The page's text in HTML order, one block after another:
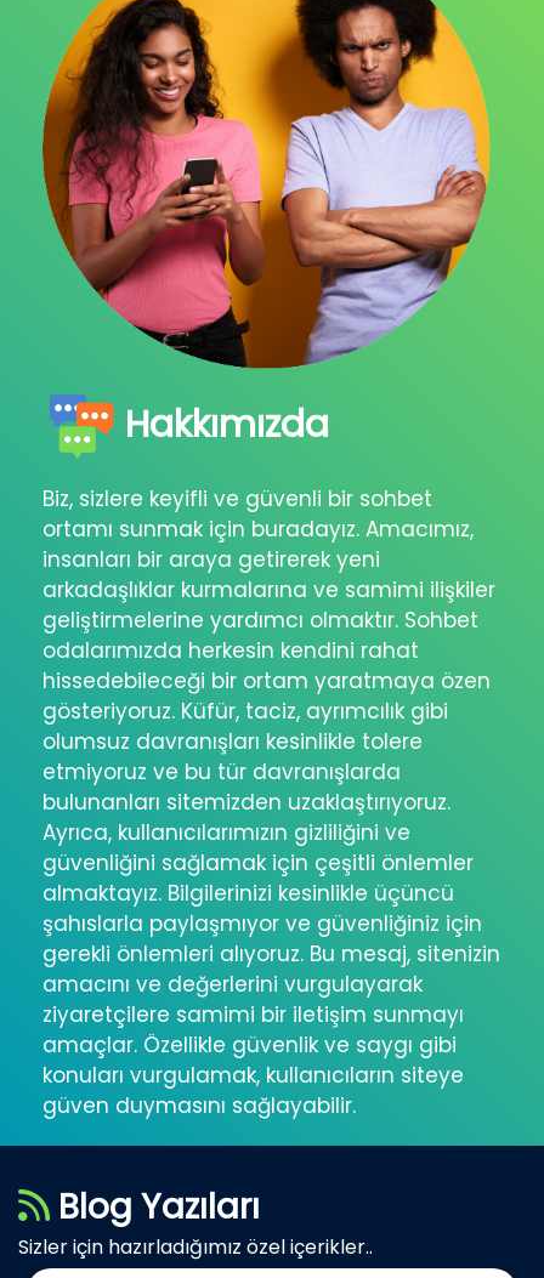
Hakkımızda
Biz, sizlere keyifli ve güvenli bir sohbet
ortamı sunmak için buradayız. Amacımız,
insanları bir araya getirerek yeni
arkadaşlıklar kurmalarına ve samimi ilişkiler
geliştirmelerine yardımcı olmaktır. Sohbet
odalarımızda herkesin kendini rahat
hissedebileceği bir ortam yaratmaya özen
gösteriyoruz. Küfür, taciz, ayrımcılık gibi
olumsuz davranışları kesinlikle tolere
etmiyoruz ve bu tür davranışlarda
bulunanları sitemizden uzaklaştırıyoruz.
Ayrıca, kullanıcılarımızın gizliliğini ve
güvenliğini sağlamak için çeşitli önlemler
almaktayız. Bilgilerinizi kesinlikle üçüncü
şahıslarla paylaşmıyor ve güvenliğiniz için
gerekli önlemleri alıyoruz. Bu mesaj, sitenizin
amacını ve değerlerini vurgulayarak
ziyaretçilere samimi bir iletişim sunmayı
amaçlar. Özellikle güvenlik ve saygı gibi
konuları vurgulamak, kullanıcıların siteye
güven duymasını sağlayabilir.
Blog Yazıları
Sizler için hazırladığımız özel içerikler..